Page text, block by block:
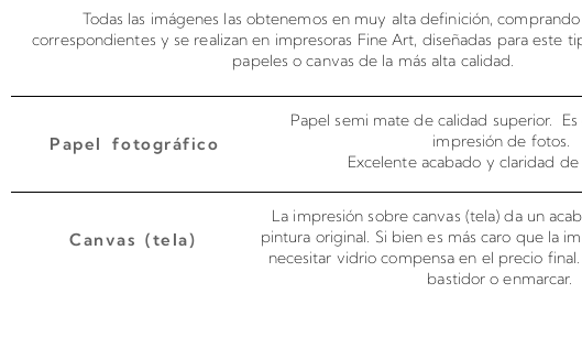
Todas las imágenes las obtenemos en muy alta definición,
correspondientes y se realizan en impresoras Fine Art, diseñadas para este
papeles o canvas de la más alta calidad.
Papel fotográfico
Papel semi mate de calidad superior.
impresión de fotos.
Excelente acabado y claridad
Canvas (tela)
La impresión sobre canvas (tela) da un
pintura original. Si bien es más caro que la
necesitar vidrio compensa en el precio
bastidor o enmarcar.